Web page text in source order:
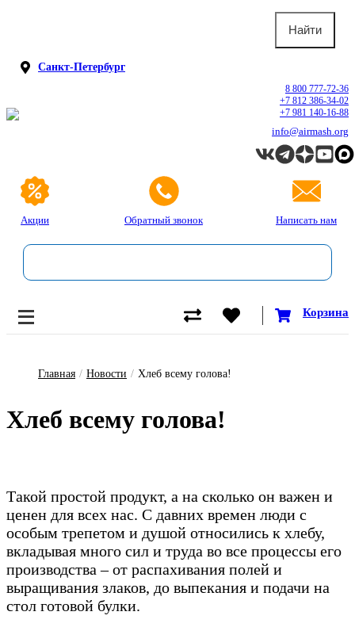
Санкт-Петербург
Акции Обратный звонок Написать нам
8 800 777-72-36
+7 812 386-34-02
+7 981 140-16-88
info@airmash.org
Корзина
Главная / Новости / Хлеб всему голова!
Хлеб все­му го­ло­ва!
Такой простой продукт, а на сколько он важен и
ценен для всех нас. С давних времен люди с
особым трепетом и душой относились к хлебу,
вкладывая много сил и труда во все процессы его
производства – от распахивания полей и
выращивания злаков, до выпекания и подачи на
стол готовой булки.